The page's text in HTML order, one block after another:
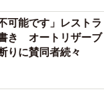
可能です」レストラ
き オートリザーブ
りに賛同者続々